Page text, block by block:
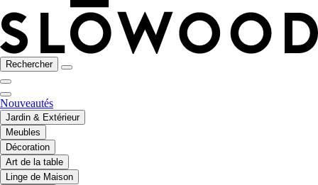
Rechercher
Nouveautés
Jardin & Extérieur
Meubles
Décoration
Art de la table
Linge de Maison